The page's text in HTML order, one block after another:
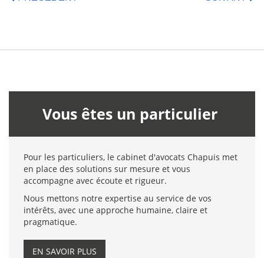
Vous êtes un particulier
Pour les particuliers, le cabinet d'avocats Chapuis met
en place des solutions sur mesure et vous
accompagne avec écoute et rigueur.
Nous mettons notre expertise au service de vos
intérêts, avec une approche humaine, claire et
pragmatique.
EN SAVOIR PLUS